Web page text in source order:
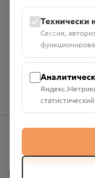
Проект Помним»
ИНН: 6700029207
Юридический
Руднянский, г.
Номер счёта:
Кор. счёт:
info@pomnim.online
Технически
Сессия,